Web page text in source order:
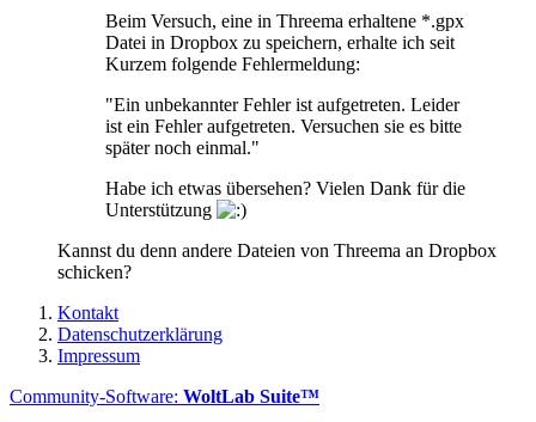
Beim Versuch, eine in Threema erhaltene *.gpx
Datei in Dropbox zu speichern, erhalte ich seit
Kurzem folgende Fehlermeldung:
"Ein unbekannter Fehler ist aufgetreten. Leider
ist ein Fehler aufgetreten. Versuchen sie es bitte
später noch einmal."
Habe ich etwas übersehen? Vielen Dank für die
Unterstützung
Kannst du denn andere Dateien von Threema an Dropbox
schicken?
Kontakt
Datenschutzerklärung
Impressum
Community-Software: WoltLab Suite™